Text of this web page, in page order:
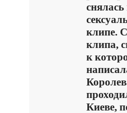
снялась
клипе.
клипа,
к
Киеве,